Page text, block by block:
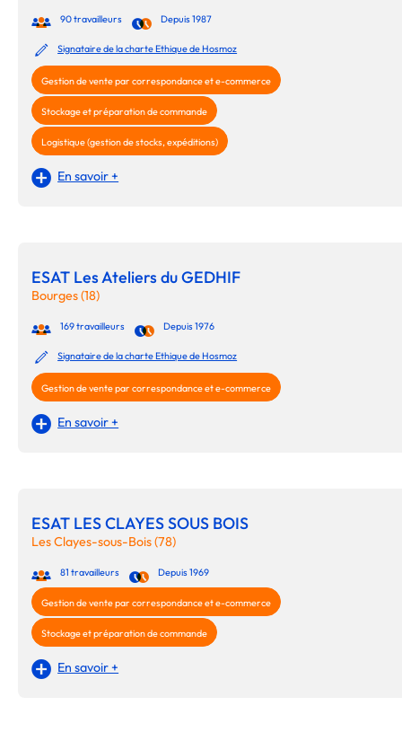
90 travailleurs Depuis 1987
Signataire de la charte Ethique de Hosmoz
Gestion de vente par correspondance et e-commerce
Stockage et préparation de commande
Logistique (gestion de stocks, expéditions)
En savoir +
ESAT Les Ateliers du GEDHIF
Bourges (18)
169 travailleurs Depuis 1976
Signataire de la charte Ethique de Hosmoz
Gestion de vente par correspondance et e-commerce
En savoir +
ESAT LES CLAYES SOUS BOIS
Les Clayes-sous-Bois (78)
81 travailleurs Depuis 1969
Gestion de vente par correspondance et e-commerce
Stockage et préparation de commande
En savoir +